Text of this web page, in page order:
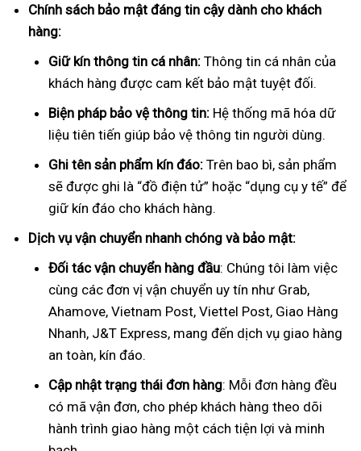
Chính sách bảo mật đáng tin cậy dành cho khách
hàng:
Giữ kín thông tin cá nhân: Thông tin cá nhân của
khách hàng được cam kết bảo mật tuyệt đối.
Biện pháp bảo vệ thông tin: Hệ thống mã hóa dữ
liệu tiên tiến giúp bảo vệ thông tin người dùng.
Ghi tên sản phẩm kín đáo: Trên bao bì, sản phẩm
sẽ được ghi là “đồ điện tử” hoặc “dụng cụ y tế” để
giữ kín đáo cho khách hàng.
Dịch vụ vận chuyển nhanh chóng và bảo mật:
Đối tác vận chuyển hàng đầu: Chúng tôi làm việc
cùng các đơn vị vận chuyển uy tín như Grab,
Ahamove, Vietnam Post, Viettel Post, Giao Hàng
Nhanh, J&T Express, mang đến dịch vụ giao hàng
an toàn, kín đáo.
Cập nhật trạng thái đơn hàng: Mỗi đơn hàng đều
có mã vận đơn, cho phép khách hàng theo dõi
hành trình giao hàng một cách tiện lợi và minh